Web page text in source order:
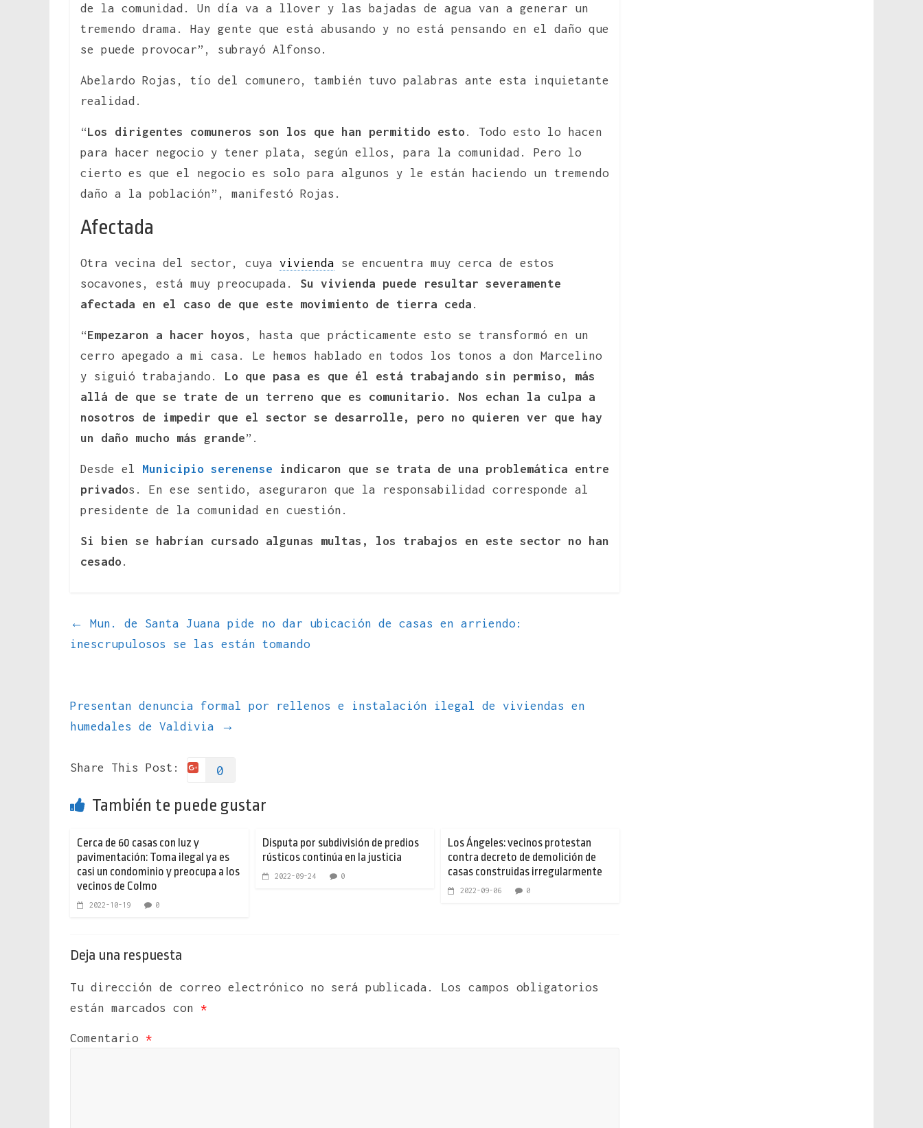
de la comunidad. Un día va a llover y las bajadas de agua van a generar un
tremendo drama. Hay gente que está abusando y no está pensando en el daño que
se puede provocar”, subrayó Alfonso.
Abelardo Rojas, tío del comunero, también tuvo palabras ante esta inquietante
realidad.
“Los dirigentes comuneros son los que han permitido esto . Todo esto lo hacen
para hacer negocio y tener plata, según ellos, para la comunidad. Pero lo
cierto es que el negocio es solo para algunos y le están haciendo un tremendo
daño a la población”, manifestó Rojas.
Afectada
Otra vecina del sector, cuya vivienda se encuentra muy cerca de estos
socavones, está muy preocupada. Su vivienda puede resultar severamente
afectada en el caso de que este movimiento de tierra ceda .
“Empezaron a hacer hoyos , hasta que prácticamente esto se transformó en un
cerro apegado a mi casa. Le hemos hablado en todos los tonos a don Marcelino
y siguió trabajando. Lo que pasa es que él está trabajando sin permiso, más
allá de que se trate de un terreno que es comunitario. Nos echan la culpa a
nosotros de impedir que el sector se desarrolle, pero no quieren ver que hay
un daño mucho más grande”.
Desde el Municipio serenense indicaron que se trata de una problemática entre
privados. En ese sentido, aseguraron que la responsabilidad corresponde al
presidente de la comunidad en cuestión.
Si bien se habrían cursado algunas multas, los trabajos en este sector no han
cesado .
←
Mun. de Santa Juana pide no dar ubicación de casas en arriendo:
inescrupulosos se las están tomando
Presentan denuncia formal por rellenos e instalación ilegal de viviendas en
humedales de Valdivia
→
Share This Post: 0
También te puede gustar
Cerca de 60 casas con luz y
pavimentación: Toma ilegal ya es
casi un condominio y preocupa a los
vecinos de Colmo
2022-10-19 0
Disputa por subdivisión de predios
rústicos continúa en la justicia
2022-09-24 0
Los Ángeles: vecinos protestan
contra decreto de demolición de
casas construidas irregularmente
2022-09-06 0
Deja una respuesta
Tu dirección de correo electrónico no será publicada.
Los campos obligatorios
están marcados con *
Comentario *